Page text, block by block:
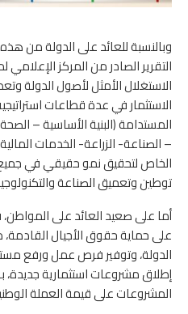
وبالنسبة للعائد على الدولة من
التقرير الصادر من المركز
الاستغلال الأمثل لأصول الدولة
الاستثمار في عدة قطاعات
المستدامة (البنية الأساسية –
– الصناعة- الزراعة- الخدمات
الخاص لتحقيق نمو حقيقي في
توطين وتعميق الصناعة
أما على صعيد العائد على
على حماية حقوق الأجيال
الدولة، وتوفير فرص عمل ورفع
إطلاق مشروعات استثمارية جديدة،
المشروعات على قيمة العملة